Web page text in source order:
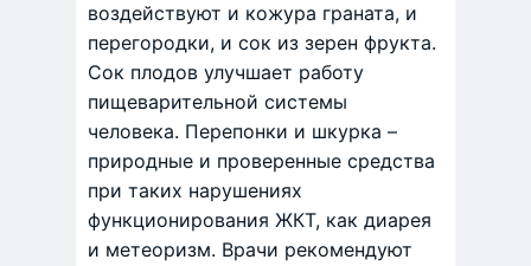
воздействуют и кожура граната, и
перегородки, и сок из зерен фрукта.
Сок плодов улучшает работу
пищеварительной системы
человека. Перепонки и шкурка –
природные и проверенные средства
при таких нарушениях
функционирования ЖКТ, как диарея
и метеоризм. Врачи рекомендуют